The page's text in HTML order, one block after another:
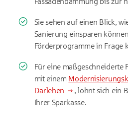
Sie sehen auf einen Blick,
Sanierung einsparen
Förderprogramme in Frage
Für eine maßgeschneiderte
mit einem
Darlehen
, lohnt sich ein
Ihrer Sparkasse.